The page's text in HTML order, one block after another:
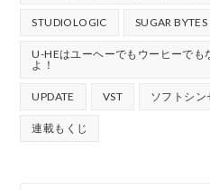
STUDIOLOGIC SUGAR BYTES
U-HEはユーヘーでもウーヒーでも
よ！
UPDATE VST ソフトシン
連載もくじ